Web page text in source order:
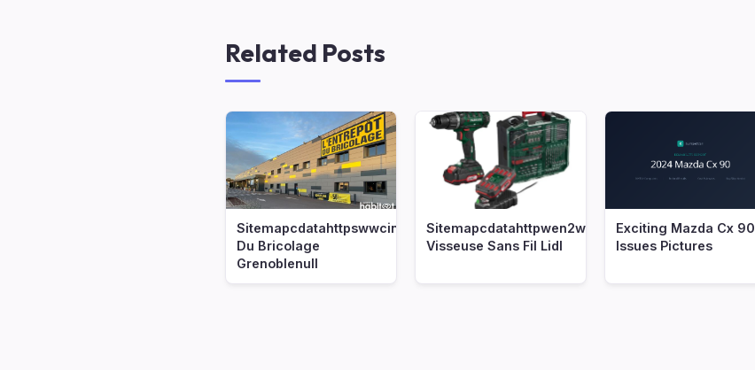
Related Posts
Sitemapcdatahttpswwcinfbizidentrepot
Du Bricolage
Grenoblenull
Sitemapcdatahttpwen2windecoocomperceuse
Visseuse Sans Fil Lidl
Exciting Mazda Cx 90
Issues Pictures